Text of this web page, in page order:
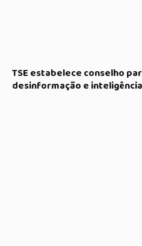
TSE estabelece conselho
desinformação e